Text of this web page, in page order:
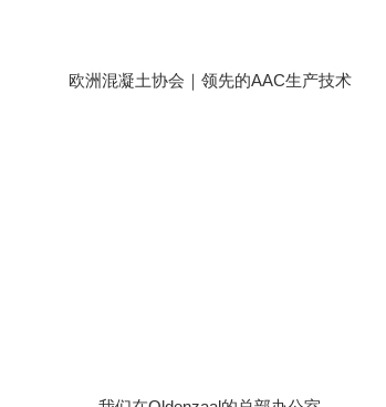
欧洲混凝土协会｜领先的AAC生产技术